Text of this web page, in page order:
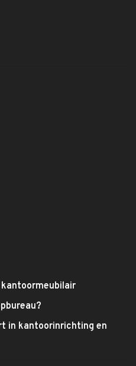
in kantoorinrichting en